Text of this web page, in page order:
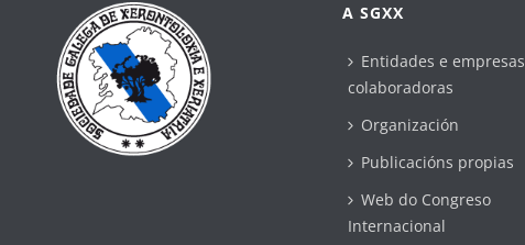
A SGXX
Entidades e empresas
colaboradoras
Organización
Publicacións propias
Web do Congreso
Internacional